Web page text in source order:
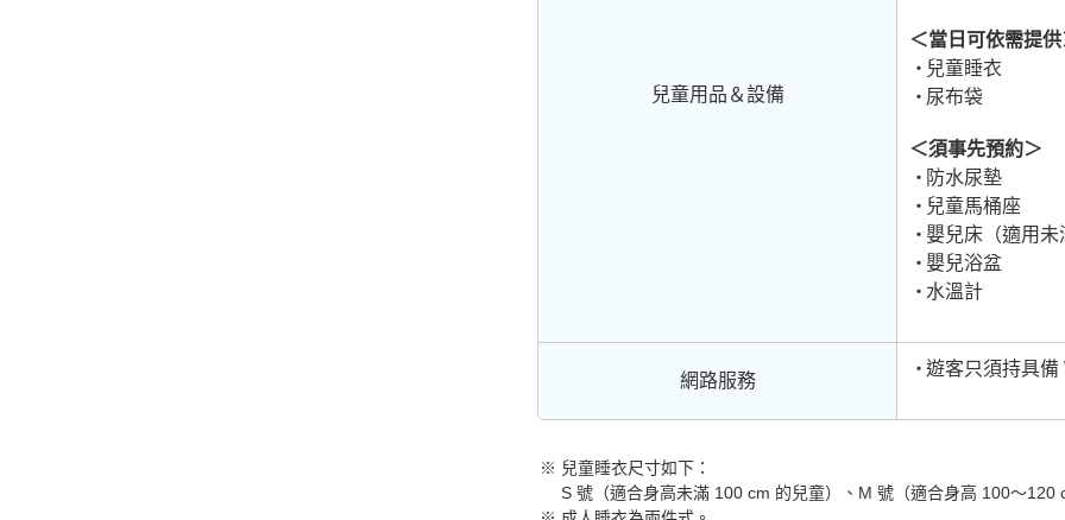
兒童用品＆設備
＜當日可依需提供
兒童睡衣
尿布袋
＜須事先預約＞
防水尿墊
兒童馬桶座
嬰兒床（適用未
嬰兒浴盆
水溫計
網路服務
遊客只須持具備
兒童睡衣尺寸如下：
S 號（適合身高未滿 100 cm 的兒童）、M 號（適合身高 100～120